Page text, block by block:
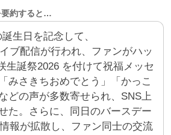
要約すると…
生日を記念して、
ブ配信が行われ、ファンがハッ
生誕祭2026 を付けて祝福メッセ
みさきちおめでとう」「かっこ
どの声が多数寄せられ、SNS上
た。さらに、同日のバースデー
報が拡散し、ファン同士の交流